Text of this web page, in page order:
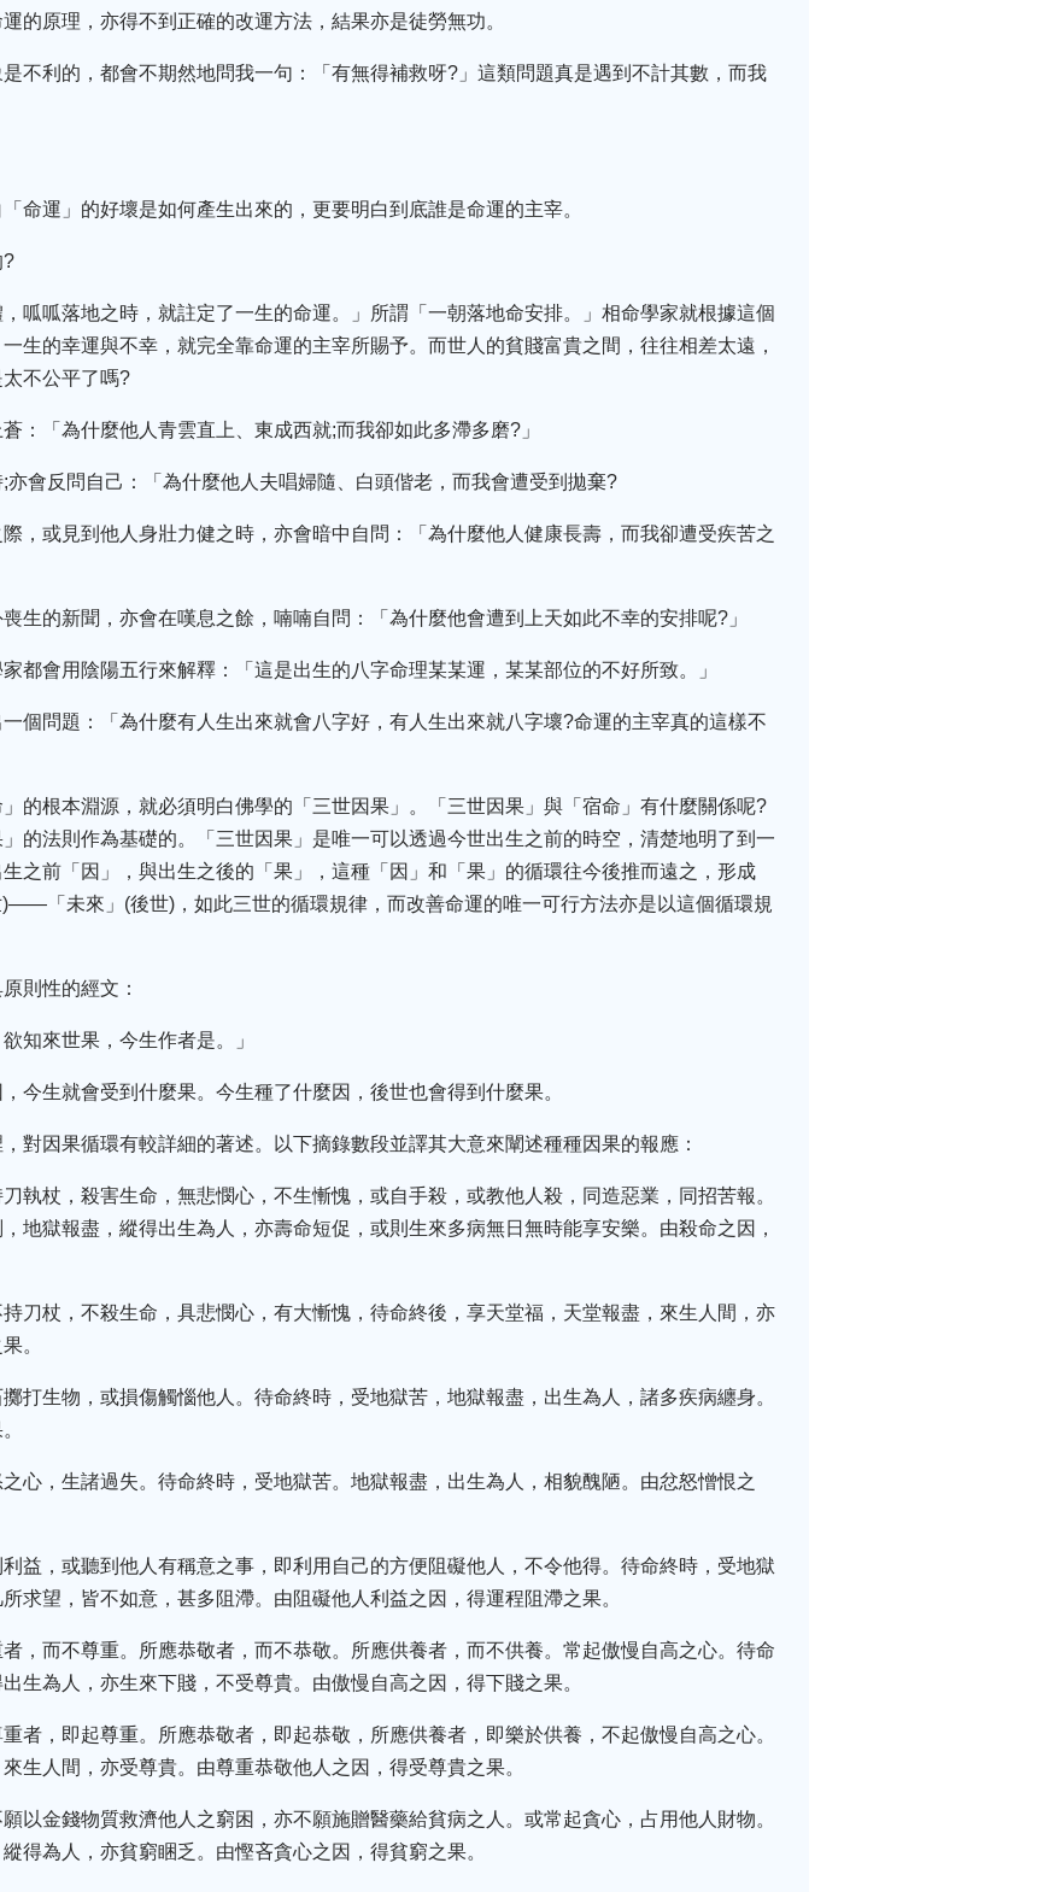
的原理，亦得不到正確的改運方法，結果亦是徒勞無功。
不利的，都會不期然地問我一句：「有無得補救呀?」這類問題真是遇到不計其數，而我
命運」的好壞是如何產生出來的，更要明白到底誰是命運的主宰。
?
呱呱落地之時，就註定了一生的命運。」所謂「一朝落地命安排。」相命學家就根據這個
生的幸運與不幸，就完全靠命運的主宰所賜予。而世人的貧賤富貴之間，往往相差太遠，
不公平了嗎?
：「為什麼他人青雲直上、東成西就;而我卻如此多滯多磨?」
會反問自己：「為什麼他人夫唱婦隨、白頭偕老，而我會遭受到拋棄?
，或見到他人身壯力健之時，亦會暗中自問：「為什麼他人健康長壽，而我卻遭受疾苦之
生的新聞，亦會在嘆息之餘，喃喃自問：「為什麼他會遭到上天如此不幸的安排呢?」
都會用陰陽五行來解釋：「這是出生的八字命理某某運，某某部位的不好所致。」
個問題：「為什麼有人生出來就會八字好，有人生出來就八字壞?命運的主宰真的這樣不
的根本淵源，就必須明白佛學的「三世因果」。「三世因果」與「宿命」有什麼關係呢?
的法則作為基礎的。「三世因果」是唯一可以透過今世出生之前的時空，清楚地明了到一
之前「因」，與出生之後的「果」，這種「因」和「果」的循環往今後推而遠之，形成
「未來」(後世)，如此三世的循環規律，而改善命運的唯一可行方法亦是以這個循環規
則性的經文：
知來世果，今生作者是。」
今生就會受到什麼果。今生種了什麼因，後世也會得到什麼果。
對因果循環有較詳細的著述。以下摘錄數段並譯其大意來闡述種種因果的報應：
執杖，殺害生命，無悲憫心，不生慚愧，或自手殺，或教他人殺，同造惡業，同招苦報。
地獄報盡，縱得出生為人，亦壽命短促，或則生來多病無日無時能享安樂。由殺命之因，
刀杖，不殺生命，具悲憫心，有大慚愧，待命終後，享天堂福，天堂報盡，來生人間，亦
。
打生物，或損傷觸惱他人。待命終時，受地獄苦，地獄報盡，出生為人，諸多疾病纏身。
心，生諸過失。待命終時，受地獄苦。地獄報盡，出生為人，相貌醜陋。由忿怒憎恨之
益，或聽到他人有稱意之事，即利用自己的方便阻礙他人，不令他得。待命終時，受地獄
求望，皆不如意，甚多阻滯。由阻礙他人利益之因，得運程阻滯之果。
，而不尊重。所應恭敬者，而不恭敬。所應供養者，而不供養。常起傲慢自高之心。待命
生為人，亦生來下賤，不受尊貴。由傲慢自高之因，得下賤之果。
者，即起尊重。所應恭敬者，即起恭敬，所應供養者，即樂於供養，不起傲慢自高之心。
生人間，亦受尊貴。由尊重恭敬他人之因，得受尊貴之果。
以金錢物質救濟他人之窮困，亦不願施贈醫藥給貧病之人。或常起貪心，占用他人財物。
得為人，亦貧窮睏乏。由慳吝貪心之因，得貧窮之果。